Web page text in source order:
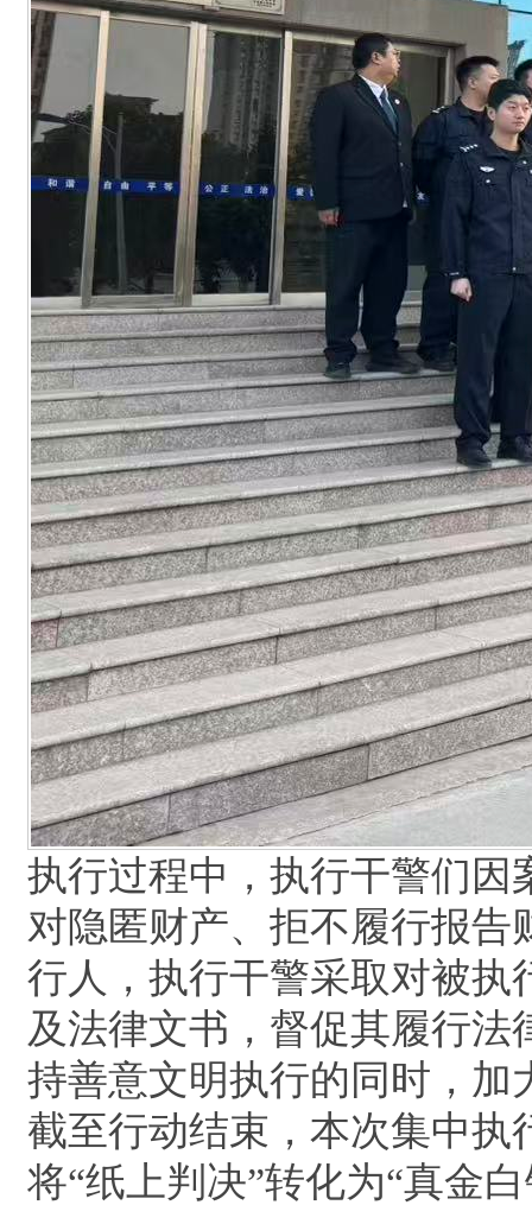
执行过程中，执行干警们因
对隐匿财产、拒不履行报
行人，执行干警采取对被执
及法律文书，督促其履行
持善意文明执行的同时，加
截至行动结束，本次集中执
将“纸上判决”转化为“真金